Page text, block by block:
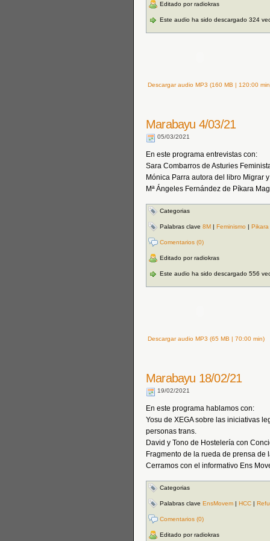
Editado por radiokras
Este audio ha sido descargado 324
Descargar audio MP3 (160 MB | 120:00
Marabayu 4/03/21
05/03/2021
En este programa entrevistas con:
Sara Combarros de Asturies
Mónica Parra autora del libro Migrar
Mª Ángeles Fernández de Píkara
Categorias
Palabras clave 8M | Feminismo | Pikara
Comentarios (0)
Editado por radiokras
Este audio ha sido descargado 556
Descargar audio MP3 (65 MB | 70:00 min)
Marabayu 18/02/21
19/02/2021
En este programa hablamos con:
Yosu de XEGA sobre las iniciativas
personas trans.
David y Tono de Hostelería con
Fragmento de la rueda de prensa
Cerramos con el informativo Ens
Categorias
Palabras clave EnsMovem | HCC |
Comentarios (0)
Editado por radiokras